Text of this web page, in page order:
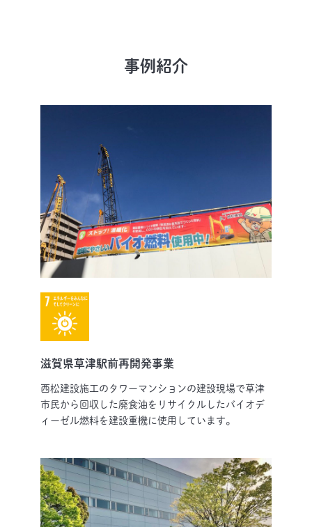
事例紹介
滋賀県草津駅前再開発事業
西松建設施工のタワーマンションの建設現場で草津
市民から回収した廃食油をリサイクルしたバイオデ
ィーゼル燃料を建設重機に使用しています。